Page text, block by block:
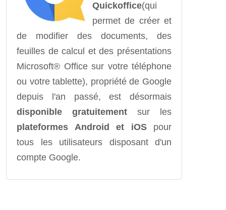
Quickoffice(qui
permet de créer et
de modifier des documents, des
feuilles de calcul et des présentations
Microsoft® Office sur votre téléphone
ou votre tablette), propriété de Google
depuis l'an passé, est désormais
disponible gratuitement sur les
plateformes Android et iOSpour
tous les utilisateurs disposant d'un
compte Google.